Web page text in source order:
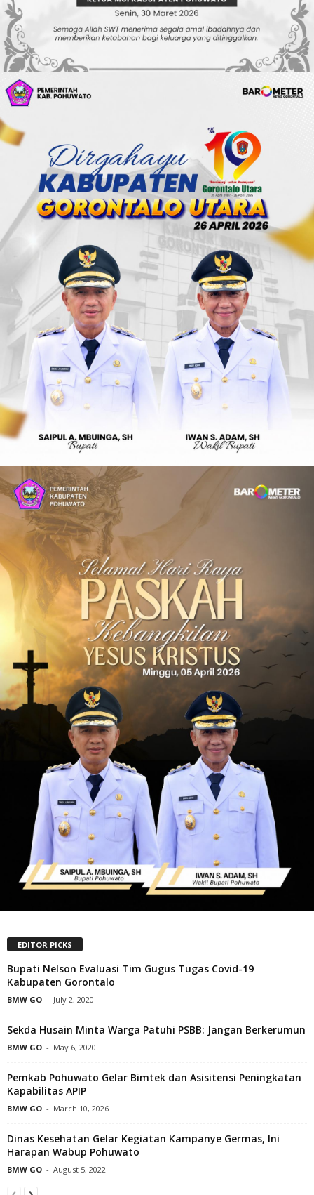
EDITOR PICKS
Bupati Nelson Evaluasi Tim Gugus Tugas Covid-19
Kabupaten Gorontalo
BMW GO - July 2, 2020
Sekda Husain Minta Warga Patuhi PSBB: Jangan Berkerumun
BMW GO - May 6, 2020
Pemkab Pohuwato Gelar Bimtek dan Asisitensi Peningkatan
Kapabilitas APIP
BMW GO - March 10, 2026
Dinas Kesehatan Gelar Kegiatan Kampanye Germas, Ini
Harapan Wabup Pohuwato
BMW GO - August 5, 2022